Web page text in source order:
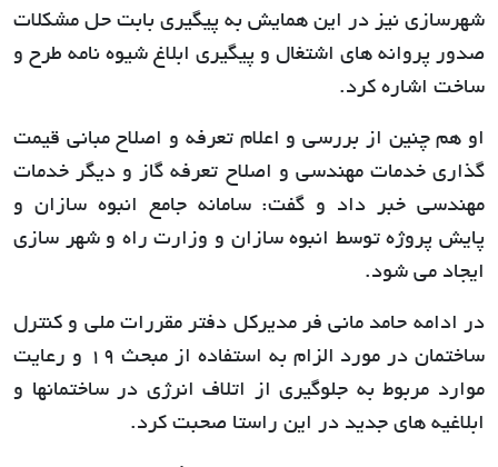
شهرسازی نیز در این همایش به پیگیری بابت حل مشکلات
صدور پروانه های اشتغال و پیگیری ابلاغ شیوه نامه طرح و
ساخت اشاره کرد.
او هم چنین از بررسی و اعلام تعرفه و اصلاح مبانی قیمت
گذاری خدمات مهندسی و اصلاح تعرفه گاز و دیگر خدمات
مهندسی خبر داد و گفت: سامانه جامع انبوه سازان و
پایش پروژه توسط انبوه سازان و وزارت راه و شهر سازی
ایجاد می شود.
در ادامه حامد مانی فر مدیرکل دفتر مقررات ملی و کنترل
ساختمان در مورد الزام به استفاده از مبحث 19 و رعایت
موارد مربوط به جلوگیری از اتلاف انرژی در ساختمانها و
ابلاغیه های جدید در این راستا صحبت کرد.